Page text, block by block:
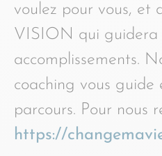
voulez pour vous, et
VISION qui guidera
accomplissements.
coaching vous guide
parcours. Pour nous
https://